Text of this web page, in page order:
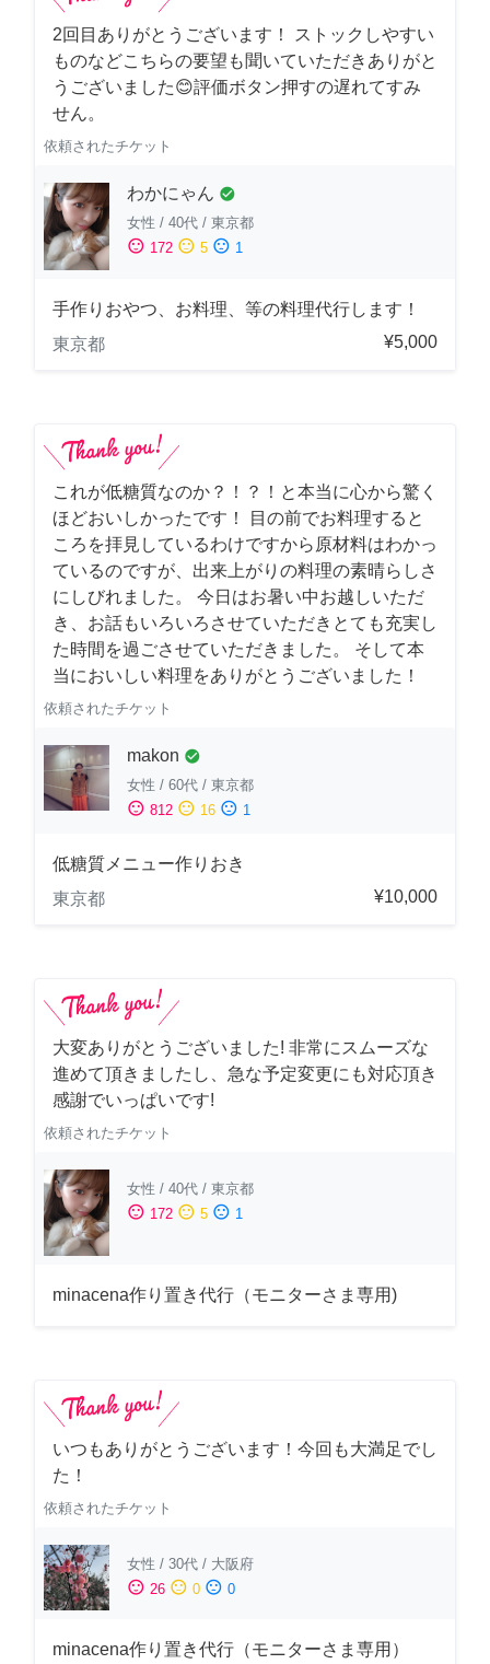
2回目ありがとうございます！ ストックしやすい
ものなどこちらの要望も聞いていただきありがと
うございました😊評価ボタン押すの遅れてすみ
せん。
依頼されたチケット
わかにゃん check_circle
女性 / 40代 / 東京都
sentiment_satisfied 172 sentiment_neutral 5 sentiment_dissatisfied 1
手作りおやつ、お料理、等の料理代行します！
東京都
¥5,000
これが低糖質なのか？！？！と本当に心から驚く
ほどおいしかったです！ 目の前でお料理すると
ころを拝見しているわけですから原材料はわかっ
ているのですが、出来上がりの料理の素晴らしさ
にしびれました。 今日はお暑い中お越しいただ
き、お話もいろいろさせていただきとても充実し
た時間を過ごさせていただきました。 そして本
当においしい料理をありがとうございました！
依頼されたチケット
makon check_circle
女性 / 60代 / 東京都
sentiment_satisfied 812 sentiment_neutral 16 sentiment_dissatisfied 1
低糖質メニュー作りおき
東京都
¥10,000
大変ありがとうございました! 非常にスムーズな
進めて頂きましたし、急な予定変更にも対応頂き
感謝でいっぱいです!
依頼されたチケット
女性 / 40代 / 東京都
sentiment_satisfied 172 sentiment_neutral 5 sentiment_dissatisfied 1
minacena作り置き代行（モニターさま専用)
いつもありがとうございます！今回も大満足でし
た！
依頼されたチケット
女性 / 30代 / 大阪府
sentiment_satisfied 26 sentiment_neutral 0 sentiment_dissatisfied 0
minacena作り置き代行（モニターさま専用）